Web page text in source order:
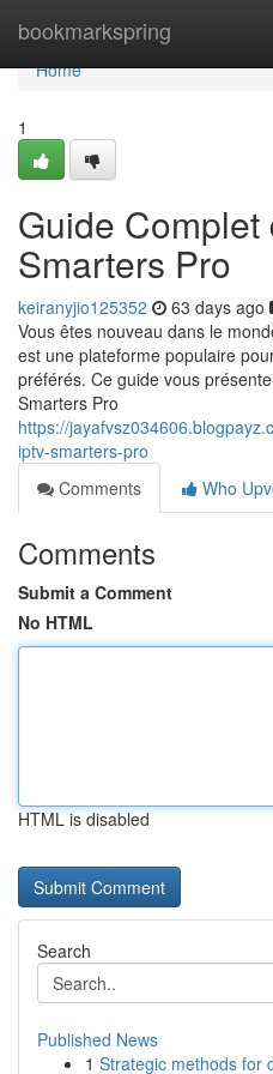
bookmarkspring
Home
Home
1
Guide Complet
Smarters Pro
keiranyjio125352 63 days ago
Vous êtes nouveau dans le
est une plateforme populaire
préférés. Ce guide vous
Smarters Pro
https://
iptv-smarters-pro
Comments
Who
Comments
Submit a Comment
No HTML
HTML is disabled
Search
Published News
1 Strategic methods for